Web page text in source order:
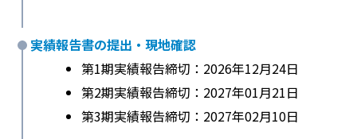
実績報告書の提出・現地確認
第1期実績報告締切：2026年12月24日
第2期実績報告締切：2027年01月21日
第3期実績報告締切：2027年02月10日